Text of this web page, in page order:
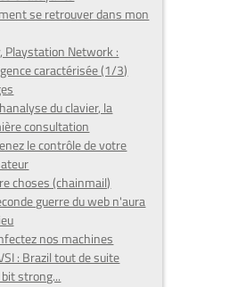
se retrouver dans mon
Playstation Network :
caractérisée (1/3)
du clavier, la
consultation
le contrôle de votre
choses (chainmail)
guerre du web n'aura
nos machines
: Brazil tout de suite
strong...